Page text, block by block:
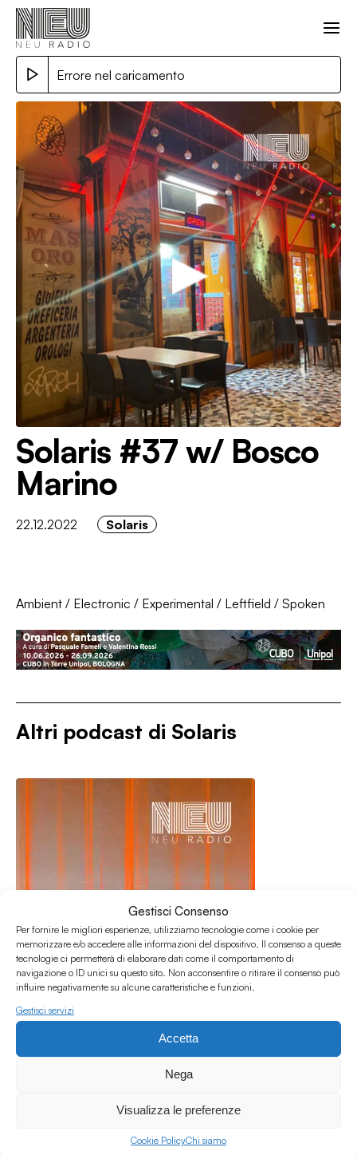
Gestisci Consenso
Per fornire le migliori esperienze, utilizziamo tecnologie come i cookie per
memorizzare e/o accedere alle informazioni del dispositivo. Il consenso a queste
tecnologie ci permetterà di elaborare dati come il comportamento di
navigazione o ID unici su questo sito. Non acconsentire o ritirare il consenso può
influire negativamente su alcune caratteristiche e funzioni.
Gestisci servizi
Accetta
Nega
Visualizza le preferenze
Cookie PolicyChi siamo
Errore nel caricamento
Solaris #37 w/ Bosco
Marino
22.12.2022 Solaris
Ambient / Electronic / Experimental / Leftfield / Spoken
Altri podcast di Solaris
Solaris #63 w/ Laura Marongiu